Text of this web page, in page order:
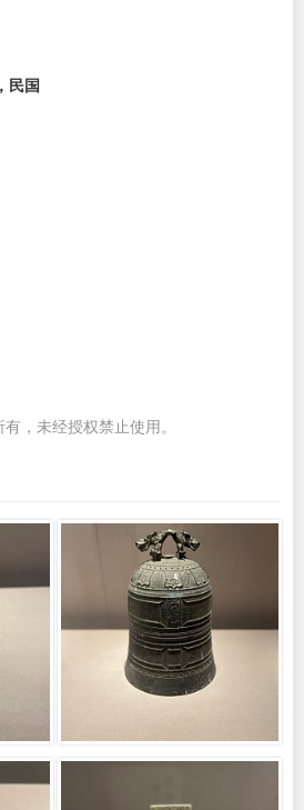
民国
，未经授权禁止使用。